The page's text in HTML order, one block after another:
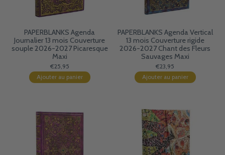
PAPERBLANKS Agenda
Journalier 13 mois Couverture
souple 2026-2027 Picaresque
Maxi
€25,95
Ajouter au panier
PAPERBLANKS Agenda Vertical
13 mois Couverture rigide
2026-2027 Chant des Fleurs
Sauvages Maxi
€23,95
Ajouter au panier